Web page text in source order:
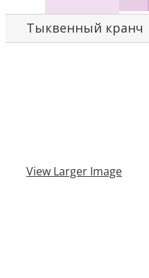
Тыквенный кранч
View Larger Image